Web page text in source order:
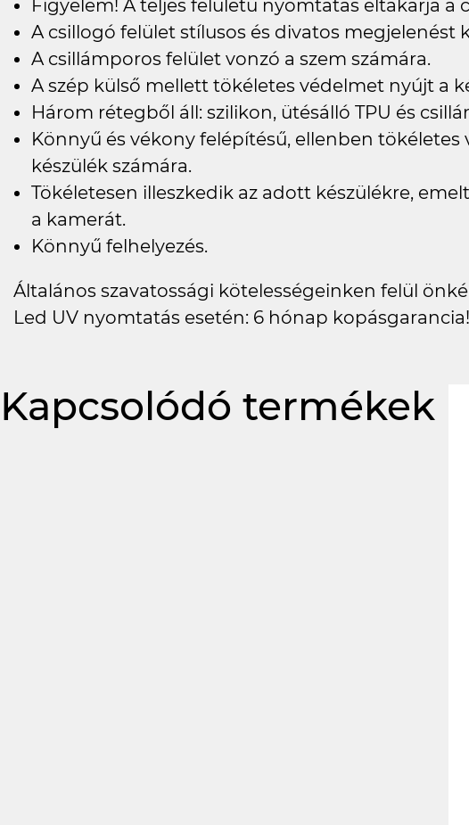
Figyelem! A teljes felületű nyomtatás eltakarja a
A csillogó felület stílusos és divatos megjelenést
A csillámporos felület vonzó a szem számára.
A szép külső mellett tökéletes védelmet nyújt a
Három rétegből áll: szilikon, ütésálló TPU és
Könnyű és vékony felépítésű, ellenben tökéletes
készülék számára.
Tökéletesen illeszkedik az adott készülékre,
a kamerát.
Könnyű felhelyezés.
Általános szavatossági kötelességeinken felül
Led UV nyomtatás esetén: 6 hónap kopásgarancia!
Kapcsolódó termékek